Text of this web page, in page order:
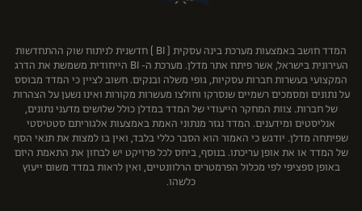
שיכון ובינוי נדל"ן
המדד חושב באמצעות מערכת בינה עסקית ( BI ) חדשנית לניתוח שוק ההתחדשות
העירונית בישראל, אשר פיתח אתר מדלן. מערכת ה- BI הייחודית משמשת את הדרג
המקצועי בעשרות חברות עסקיות, גופי משלה ובנקים. חשוב לציין כי המדד מבוסס
על נתונים ומסמכים רשמיים שנסרקו וחולצו מעשרות מקורות ואינו נשען על הצהרות
של חברות. צוות המחקר הייעודי של המדד במדלן כולל שלושים מדעני נתונים,
אנליסטים ומידענים. המדד נגזר מנתוני האמת באמצעות אלגוריתם סטטיסטי
שפיתחה מדלן. יודגש כי האמור הוא הסבר כללי בלבד, ואין בו למצות את תנאי הסף
של המדד או את אופן עריכתו. בנוסף, ביחס לכל פרויקט יש לבחון את התאמת היזם
באופן ספציפי לפי מכלול הפרמטרים הרלוונטיים, ואין לראות במדד משום ייעוץ
כלשהו.